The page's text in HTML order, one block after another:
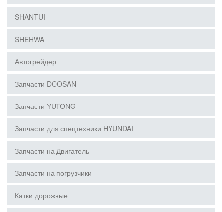
SHANTUI
SHEHWA
Автогрейдер
Запчасти DOOSAN
Запчасти YUTONG
Запчасти для спецтехники HYUNDAI
Запчасти на Двигатель
Запчасти на погрузчики
Катки дорожные